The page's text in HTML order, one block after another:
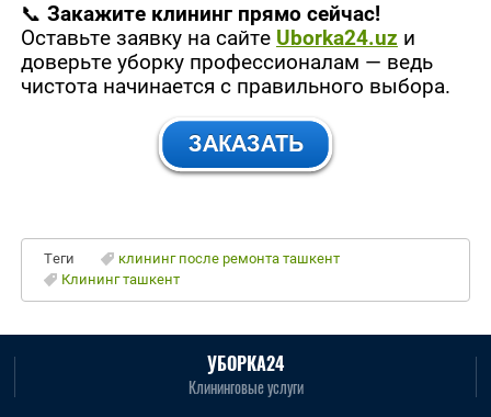
📞 Закажите клининг прямо сейчас!
Оставьте заявку на сайте Uborka24.uz и
доверьте уборку профессионалам — ведь
чистота начинается с правильного выбора.
Теги
клининг после ремонта ташкент
Клининг ташкент
УБОРКА24
Клининговые услуги